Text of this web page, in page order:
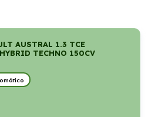
AUSTRAL 1.3 TCE
TECHNO 150CV